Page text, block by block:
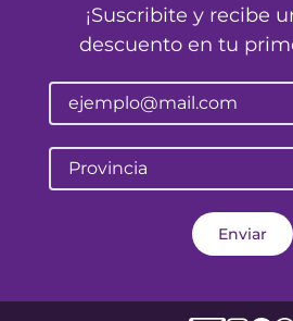
¡Suscribite y recibe
descuento en tu
Provincia
Enviar